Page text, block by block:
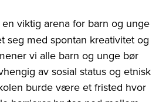
viktig arena for barn og unge
seg med spontan kreativitet og
vi alle barn og unge bør
av sosial status og etnisk
burde være et fristed hvor